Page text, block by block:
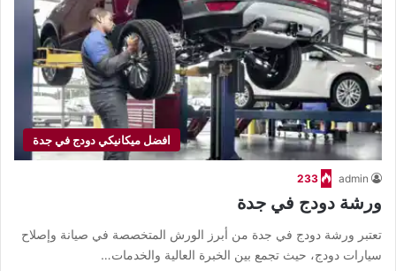
افضل ميكانيكي دودج في جدة
admin
233
ورشة دودج في جدة
تعتبر ورشة دودج في جدة من أبرز الورش المتخصصة في صيانة وإصلاح
سيارات دودج، حيث تجمع بين الخبرة العالية والخدمات…